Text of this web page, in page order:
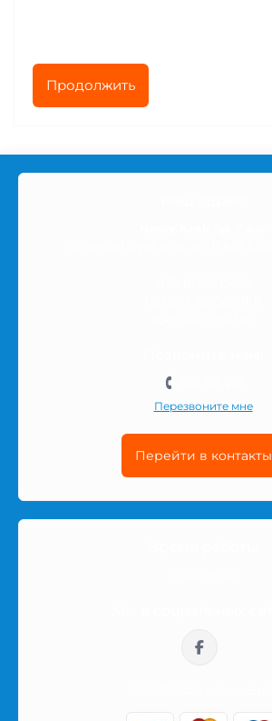
Продолжить
Перезвоните мне
Перейти в контакты